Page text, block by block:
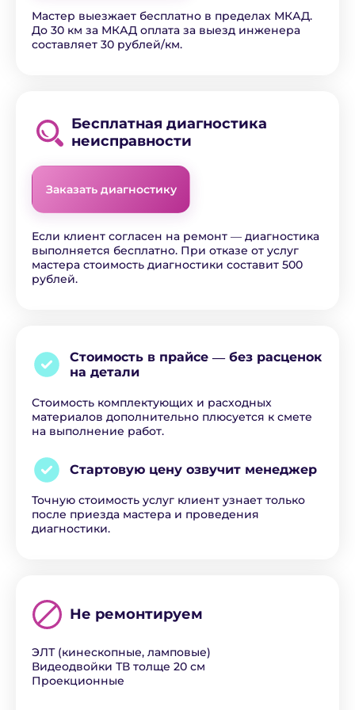
Мастер выезжает бесплатно в пределах МКАД.
До 30 км за МКАД оплата за выезд инженера
составляет 30 рублей/км.
Бесплатная диагностика
неисправности
Заказать диагностику
Если клиент согласен на ремонт ― диагностика
выполняется бесплатно. При отказе от услуг
мастера стоимость диагностики составит 500
рублей.
Стоимость в прайсе ― без расценок
на детали
Стоимость комплектующих и расходных
материалов дополнительно плюсуется к смете
на выполнение работ.
Стартовую цену озвучит менеджер
Точную стоимость услуг клиент узнает только
после приезда мастера и проведения
диагностики.
Не ремонтируем
ЭЛТ (кинескопные, ламповые)
Видеодвойки ТВ толще 20 см
Проекционные